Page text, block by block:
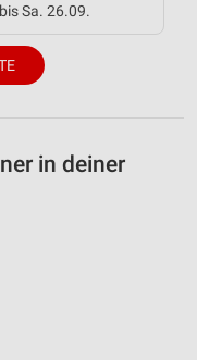
Sa. 26.09.
in deiner